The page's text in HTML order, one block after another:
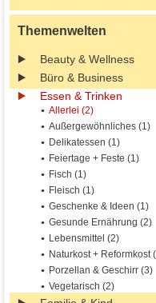
Themenwelten
Beauty & Wellness
Büro & Business
Essen & Trinken
Allerlei (2)
Außergewöhnliches (1)
Delikatessen (1)
Feiertage + Feste (1)
Fisch (1)
Fleisch (1)
Geschenke & Ideen (1)
Gesunde Ernährung (2)
Lebensmittel (2)
Naturkost + Reformkost
Porzellan & Geschirr (3)
Vegetarisch (2)